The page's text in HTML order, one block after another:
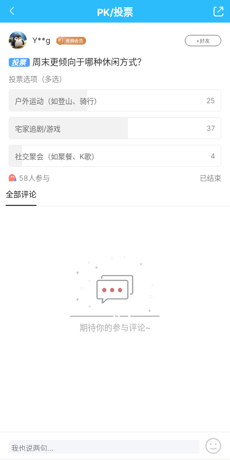
 PK/投票
下拉可以刷新
Y**g +好友
投票 周末更倾向于哪种休闲方式？
投票选项（多选）
户外运动（如登山、骑行） 25
宅家追剧/游戏 37
社交聚会（如聚餐、K歌） 4
58人参与 已结束
全部评论
期待你的参与评论~
我也说两句...